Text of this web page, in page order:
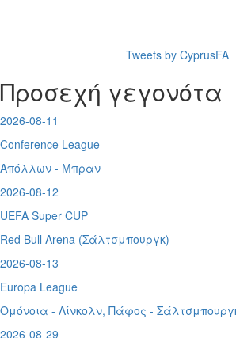
Tweets by CyprusFA
Προσεχή γεγονότα
2026-08-11
Conference League
Απόλλων - Μπραν
2026-08-12
UEFA Super CUP
Red Bull Arena (Σάλτσμπουργκ)
2026-08-13
Europa League
Ομόνοια - Λίνκολν, Πάφος -
2026-08-29